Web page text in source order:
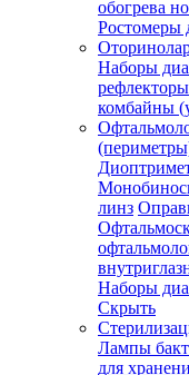
обогрева
Ростомеры
Наборы
рефлекторы
комбайны
линз
Наборы
Скрыть
Лампы
для